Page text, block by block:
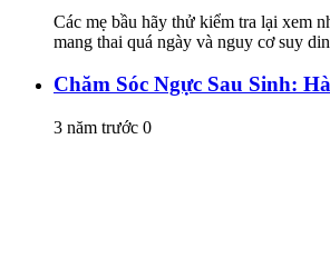
Các mẹ bầu hãy thử kiểm tra lại xem
mang thai quá ngày và nguy cơ suy
Chăm Sóc Ngực Sau Sinh:
3 năm trước 0